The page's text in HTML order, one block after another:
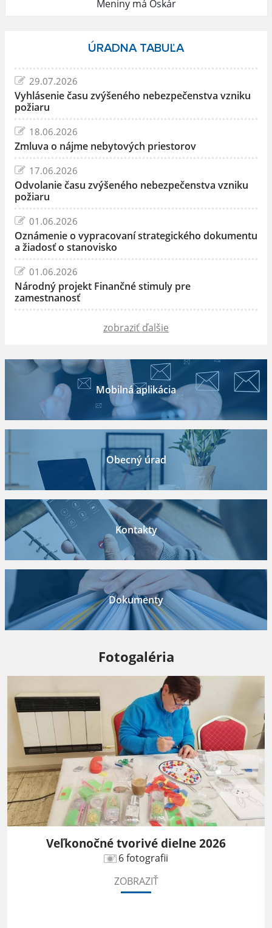
Meniny má Oskár
ÚRADNA TABUĽA
29.07.2026
Vyhlásenie času zvýšeného nebezpečenstva vzniku
požiaru
18.06.2026
Zmluva o nájme nebytových priestorov
17.06.2026
Odvolanie času zvýšeného nebezpečenstva vzniku
požiaru
01.06.2026
Oznámenie o vypracovaní strategického dokumentu
a žiadosť o stanovisko
01.06.2026
Národný projekt Finančné stimuly pre
zamestnanosť
zobraziť ďalšie
Mobilná aplikácia
Obecný úrad
Kontakty
Dokumenty
Fotogaléria
Veľkonočné tvorivé dielne 2026
6 fotografii
ZOBRAZIŤ